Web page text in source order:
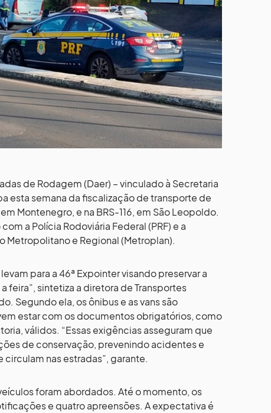
de Rodagem (Daer) – vinculado à Secretaria
esta semana da fiscalização de transporte de
Montenegro, e na BRS-116, em São Leopoldo.
a Polícia Rodoviária Federal (PRF) e a
Metropolitano e Regional (Metroplan).
para a 46ª Expointer visando preservar a
feira”, sintetiza a diretora de Transportes
Segundo ela, os ônibus e as vans são
estar com os documentos obrigatórios, como
válidos. “Essas exigências asseguram que
de conservação, prevenindo acidentes e
nas estradas”, garante.
foram abordados. Até o momento, os
e quatro apreensões. A expectativa é